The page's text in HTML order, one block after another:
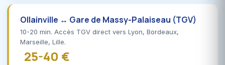
Ollainville ↔ Gare de Massy-Palaiseau (TGV)
10-20 min. Accès TGV direct vers Lyon, Bordeaux,
Marseille, Lille.
25-40 €